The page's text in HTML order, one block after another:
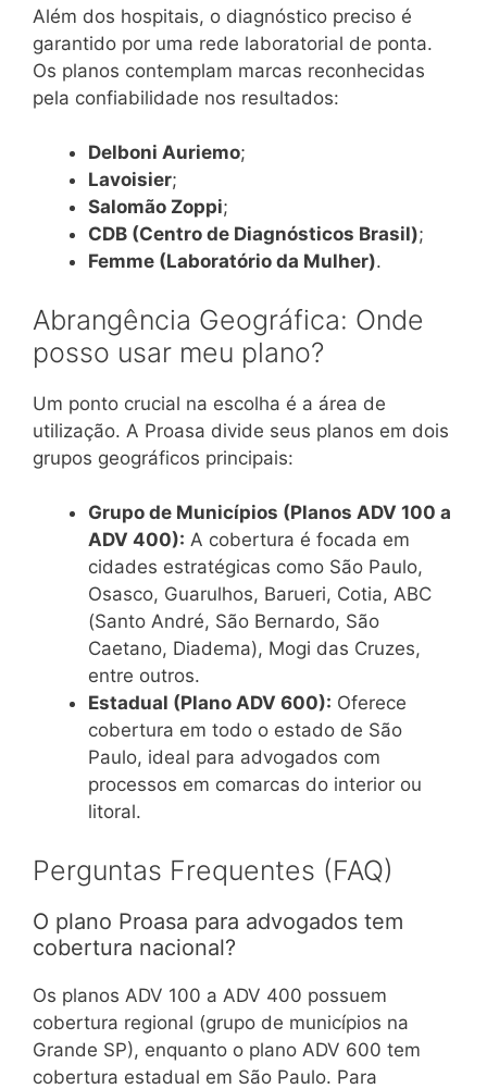
Além dos hospitais, o diagnóstico preciso é
garantido por uma rede laboratorial de ponta.
Os planos contemplam marcas reconhecidas
pela confiabilidade nos resultados:
Delboni Auriemo;
Lavoisier;
Salomão Zoppi;
CDB (Centro de Diagnósticos Brasil);
Femme (Laboratório da Mulher).
Abrangência Geográfica: Onde
posso usar meu plano?
Um ponto crucial na escolha é a área de
utilização. A Proasa divide seus planos em dois
grupos geográficos principais:
Grupo de Municípios (Planos ADV 100 a
ADV 400): A cobertura é focada em
cidades estratégicas como São Paulo,
Osasco, Guarulhos, Barueri, Cotia, ABC
(Santo André, São Bernardo, São
Caetano, Diadema), Mogi das Cruzes,
entre outros.
Estadual (Plano ADV 600): Oferece
cobertura em todo o estado de São
Paulo, ideal para advogados com
processos em comarcas do interior ou
litoral.
Perguntas Frequentes (FAQ)
O plano Proasa para advogados tem
cobertura nacional?
Os planos ADV 100 a ADV 400 possuem
cobertura regional (grupo de municípios na
Grande SP), enquanto o plano ADV 600 tem
cobertura estadual em São Paulo. Para